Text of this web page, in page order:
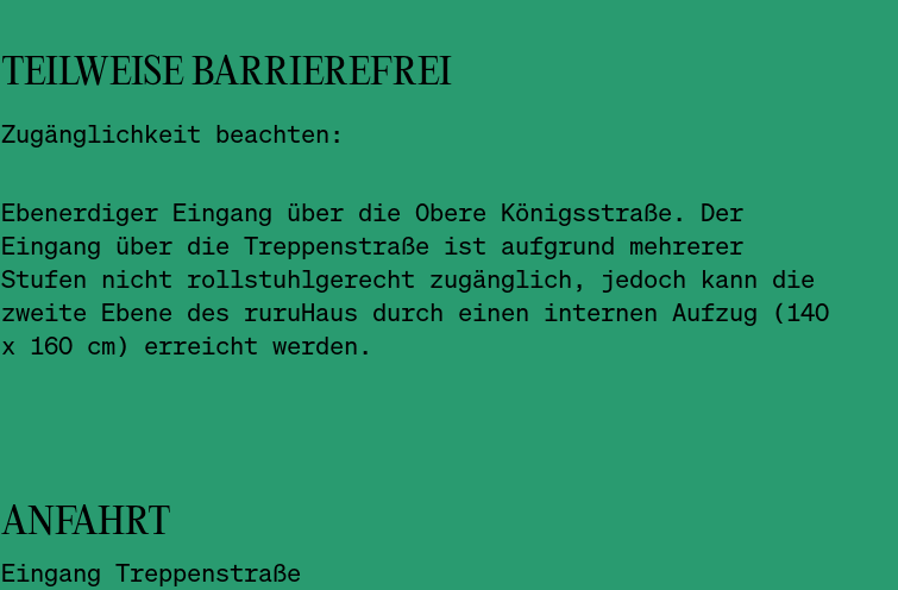
TEILWEISE BARRIEREFREI
Zugänglichkeit beachten:
Ebenerdiger Eingang über die Obere Königsstraße. Der
Eingang über die Treppenstraße ist aufgrund mehrerer
Stufen nicht rollstuhlgerecht zugänglich, jedoch kann die
zweite Ebene des ruruHaus durch einen internen Aufzug (140
x 160 cm) erreicht werden.
ANFAHRT
Eingang Treppenstraße